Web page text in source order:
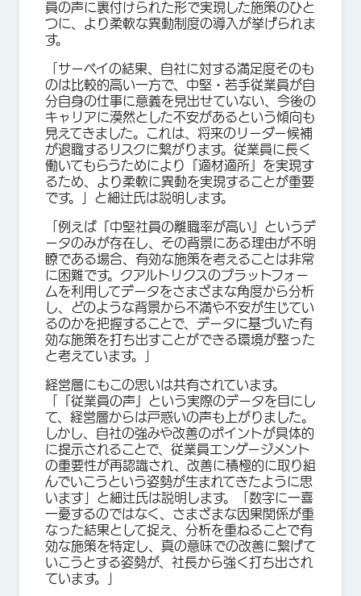
員の声に裏付けられた形で実現した施策のひと
つに、より柔軟な異動制度の導入が挙げられま
す。
「サーベイの結果、自社に対する満足度そのも
のは比較的高い一方で、中堅・若手従業員が自
分自身の仕事に意義を見出せていない、今後の
キャリアに漠然とした不安があるという傾向も
見えてきました。これは、将来のリーダー候補
が退職するリスクに繋がります。従業員に長く
働いてもらうためにより『適材適所』を実現す
るため、より柔軟に異動を実現することが重要
です。」と細辻氏は説明します。
「例えば『中堅社員の離職率が高い』というデ
ータのみが存在し、その背景にある理由が不明
瞭である場合、有効な施策を考えることは非常
に困難です。クアルトリクスのプラットフォー
ムを利用してデータをさまざまな角度から分析
し、どのような背景から不満や不安が生じてい
るのかを把握することで、データに基づいた有
効な施策を打ち出すことができる環境が整った
と考えています。」
経営層にもこの思いは共有されています。
「『従業員の声』という実際のデータを目にし
て、経営層からは戸惑いの声も上がりました。
しかし、自社の強みや改善のポイントが具体的
に提示されることで、従業員エンゲージメント
の重要性が再認識され、改善に積極的に取り組
んでいこうという姿勢が生まれてきたように思
います」と細辻氏は説明します。「数字に一喜
一憂するのではなく、さまざまな因果関係が重
なった結果として捉え、分析を重ねることで有
効な施策を特定し、真の意味での改善に繋げて
いこうとする姿勢が、社長から強く打ち出され
ています。」